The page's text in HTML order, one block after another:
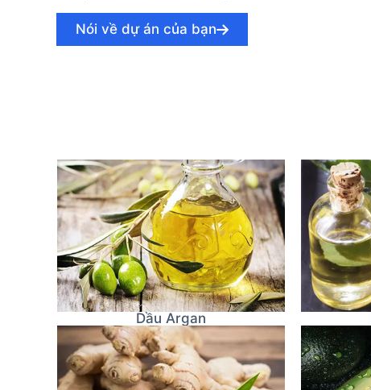
Nói về dự án của bạn
Dầu Argan